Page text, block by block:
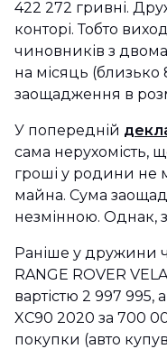
422 272 гривні.
конторі. Тобто
чиновників з
на місяць
заощадження в
У попередній
сама нерухомість,
гроші у родини не
майна. Сума
незмінною. Однак,
Раніше у дружини
RANGE ROVER
вартістю 2 997 995,
XC90 2020 за 700
покупки (авто